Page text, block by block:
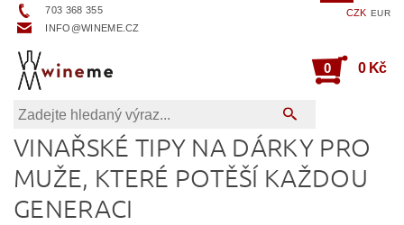
703 368 355
INFO@WINEME.CZ
CZK EUR
0 0 Kč
VINAŘSKÉ TIPY NA DÁRKY PRO
MUŽE, KTERÉ POTĚŠÍ KAŽDOU
GENERACI